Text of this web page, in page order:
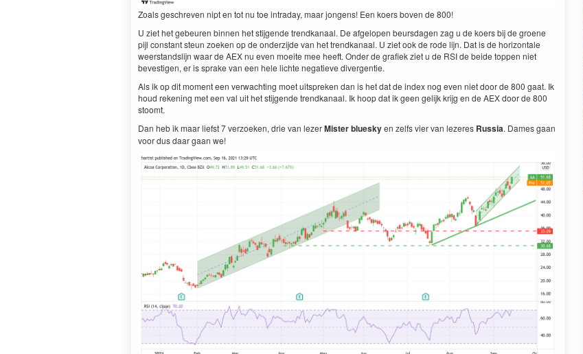
Zoals geschreven nipt en tot nu toe intraday, maar jongens! Een koers boven de 800!
U ziet het gebeuren binnen het stijgende trendkanaal. De afgelopen beursdagen zag u de koers bij de groene
pijl constant steun zoeken op de onderzijde van het trendkanaal. U ziet ook de rode lijn. Dat is de horizontale
weerstandslijn waar de AEX nu even moeite mee heeft. Onder de grafiek ziet u de RSI de beide toppen niet
bevestigen, er is sprake van een hele lichte negatieve divergentie.
Als ik op dit moment een verwachting moet uitspreken dan is het dat de index nog even niet door de 800 gaat. Ik
houd rekening met een val uit het stijgende trendkanaal. Ik hoop dat ik geen gelijk krijg en de AEX door de 800
stoomt.
Dan heb ik maar liefst 7 verzoeken, drie van lezerMister blueskyen zelfs vier van lezeres Russia. Dames gaan
voor dus daar gaan we!